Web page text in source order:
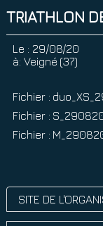
TRIATHLON
Le : 29/08/20
à: Veigné (37)
Fichier :
Fichier :
Fichier :
SITE DE